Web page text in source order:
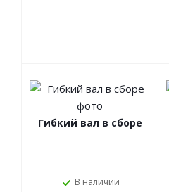
Гибкий вал в сборе
В наличии